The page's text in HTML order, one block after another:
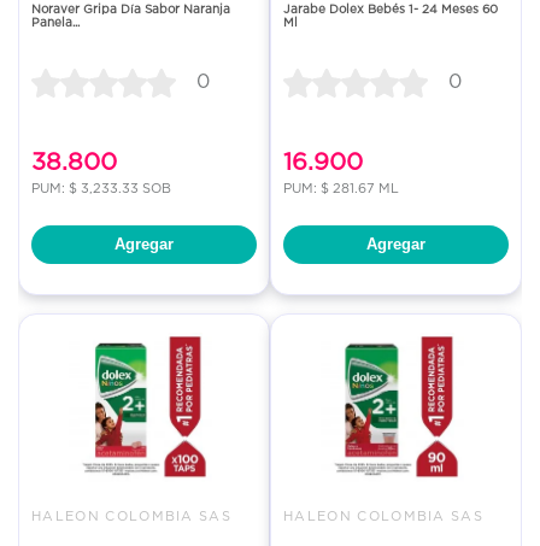
Noraver Gripa Día Sabor Naranja
Panela...
0
38.800
PUM: $ 3,233.33 SOB
Agregar
Jarabe Dolex Bebés 1- 24 Meses 60
Ml
0
16.900
PUM: $ 281.67 ML
Agregar
HALEON COLOMBIA SAS HALEON COLOMBIA SAS